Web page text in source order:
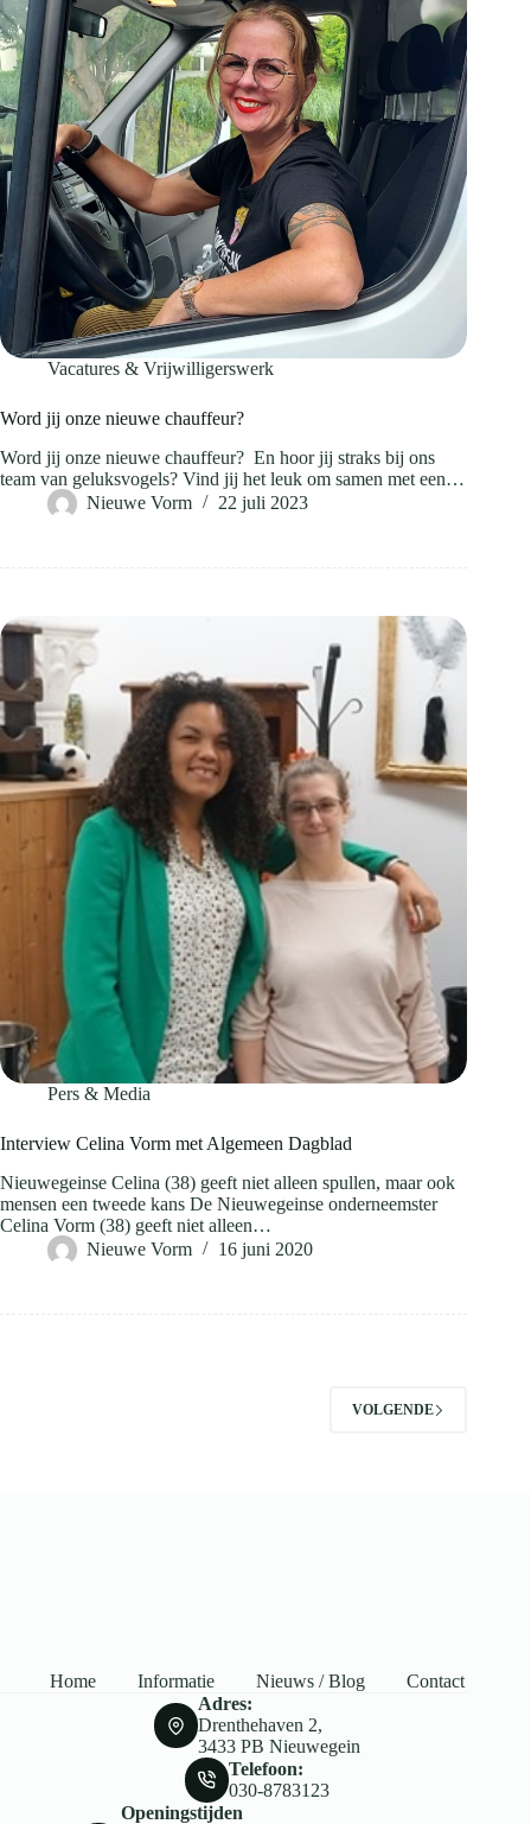
Vacatures & Vrijwilligerswerk
Word jij onze nieuwe chauffeur?
Word jij onze nieuwe chauffeur? En hoor jij straks bij ons
team van geluksvogels? Vind jij het leuk om samen met een…
Nieuwe Vorm
22 juli 2023
Pers & Media
Interview Celina Vorm met Algemeen Dagblad
Nieuwegeinse Celina (38) geeft niet alleen spullen, maar ook
mensen een tweede kans De Nieuwegeinse onderneemster
Celina Vorm (38) geeft niet alleen…
Nieuwe Vorm
16 juni 2020
VOLGENDE
Home Informatie Nieuws / Blog
Contact
Adres:
Drenthehaven 2,
3433 PB Nieuwegein
Telefoon:
030-8783123
Openingstijden